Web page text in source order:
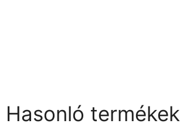
Hasonló termékek